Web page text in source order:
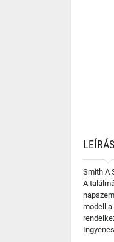
LEÍRÁS
Smith A
A
modell